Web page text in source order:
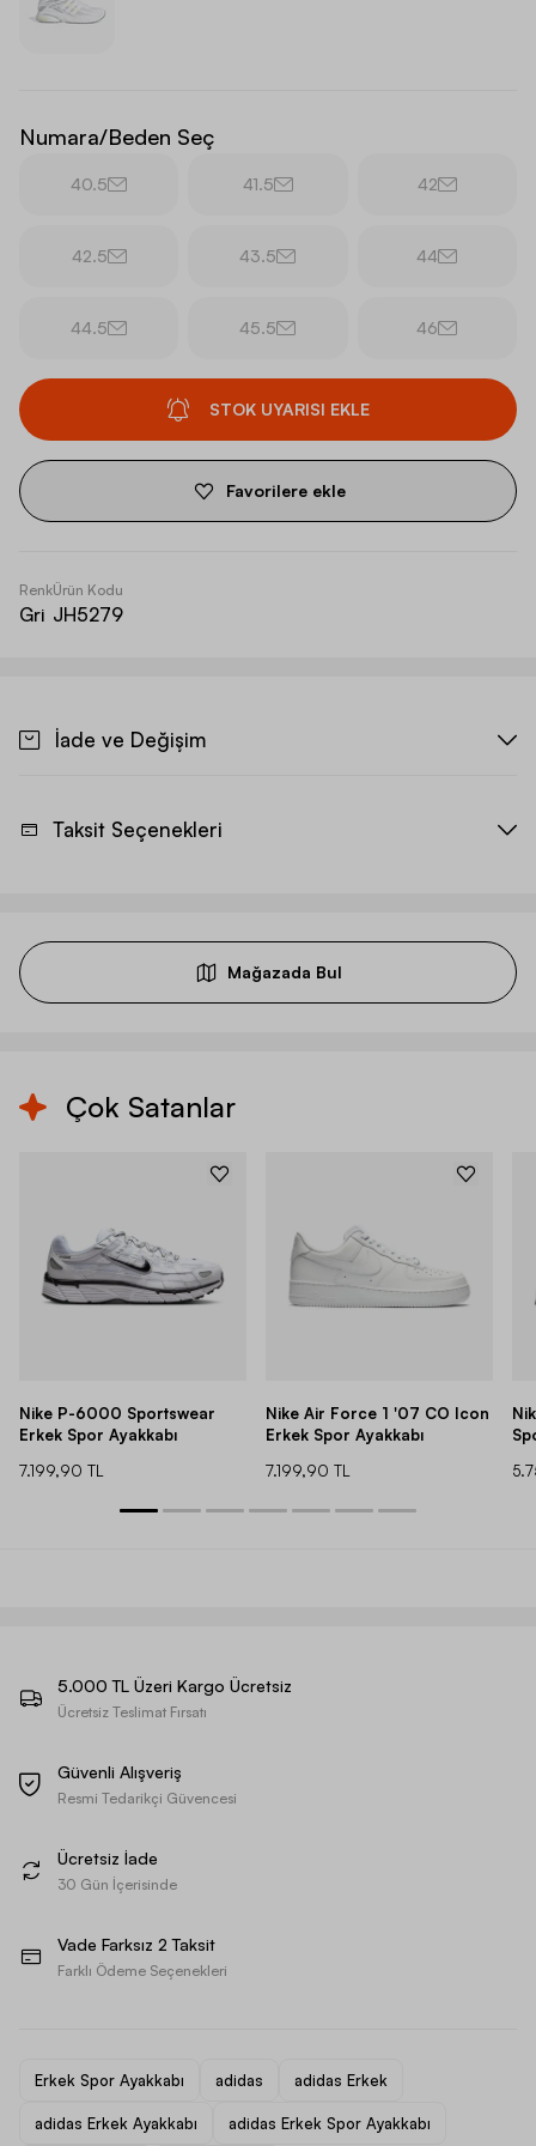
Numara/Beden Seç
40.5 41.5 42
42.5 43.5 44
44.5 45.5 46
STOK UYARISI EKLE
Favorilere ekle
Renk
Gri
Ürün Kodu
JH5279
İade ve Değişim
Taksit Seçenekleri
Mağazada Bul
Çok Satanlar
Nike P-6000 Sportswear
Erkek Spor Ayakkabı
7.199,90 TL
Nike Air Force 1 '07 CO Icon
Erkek Spor Ayakkabı
7.199,90 TL
5.000 TL Üzeri Kargo Ücretsiz
Ücretsiz Teslimat Fırsatı
Güvenli Alışveriş
Resmi Tedarikçi Güvencesi
Ücretsiz İade
30 Gün İçerisinde
Vade Farksız 2 Taksit
Farklı Ödeme Seçenekleri
Erkek Spor Ayakkabı adidas adidas Erkek
adidas Erkek Ayakkabı adidas Erkek Spor Ayakkabı